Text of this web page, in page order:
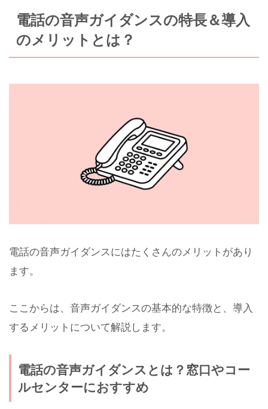
電話の音声ガイダンスの特長＆導入
のメリットとは？
電話の音声ガイダンスにはたくさんのメリットがあり
ます。
ここからは、音声ガイダンスの基本的な特徴と、導入
するメリットについて解説します。
電話の音声ガイダンスとは？窓口やコー
ルセンターにおすすめ